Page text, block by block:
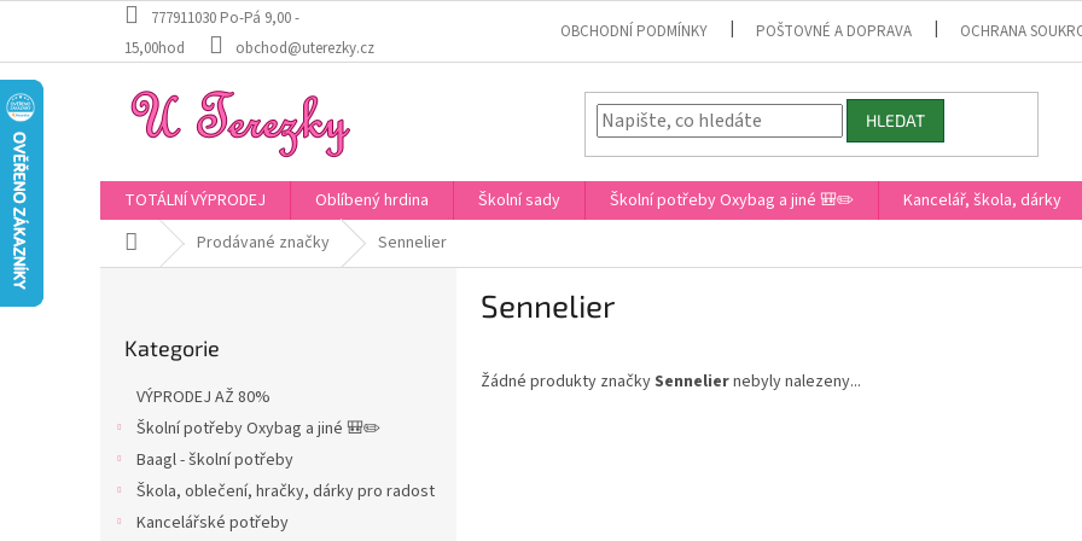
obsah
777911030 Po-Pá 9,00 -
15,00hod
obchod@uterezky.cz
OBCHODNÍ PODMÍNKY POŠTOVNÉ A DOPRAVA OCHRANA
HLEDAT
TOTÁLNÍ VÝPRODEJ Oblíbený hrdina Školní sady Školní potřeby Oxybag a jiné 🎒✏️ Kancelář, škola, dárky
Domů Prodávané značky Sennelier
kategorie
Kategorie
VÝPRODEJ AŽ 80%
Školní potřeby Oxybag a jiné 🎒✏️
Baagl - školní potřeby
Škola, oblečení, hračky, dárky pro radost
Kancelářské potřeby
Sennelier
Žádné produkty značkySenneliernebyly nalezeny...